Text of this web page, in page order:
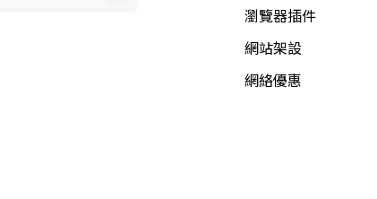
瀏覽器插件
網站架設
網絡優惠